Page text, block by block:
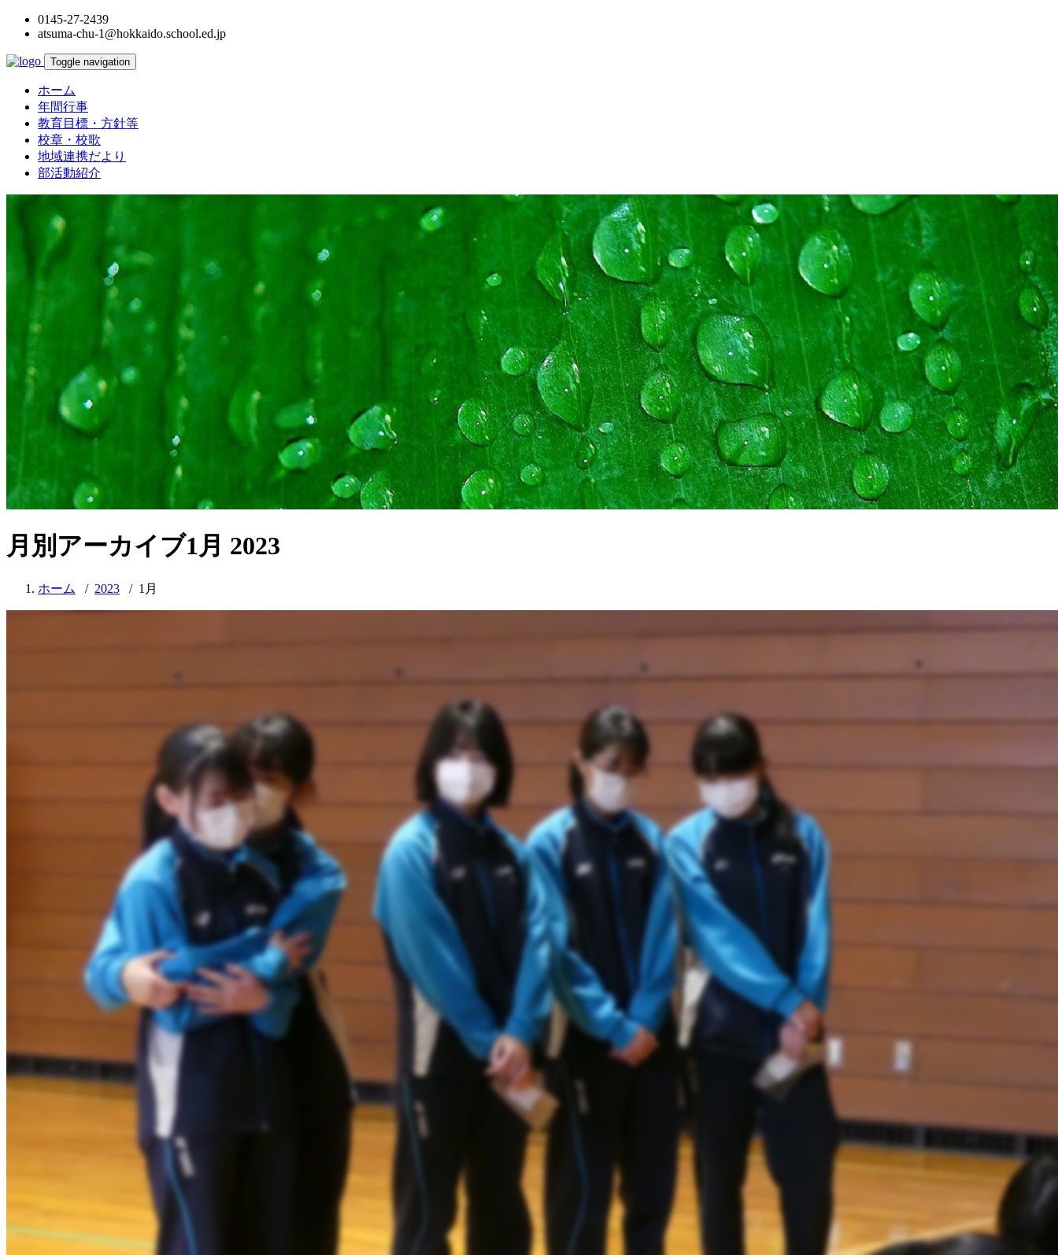
0145-27-2439
atsuma-chu-1@hokkaido.school.ed.jp
Toggle navigation
ホーム
年間行事
教育目標・方針等
校章・校歌
地域連携だより
部活動紹介
月別アーカイブ1月 2023
ホーム / 2023 / 1月